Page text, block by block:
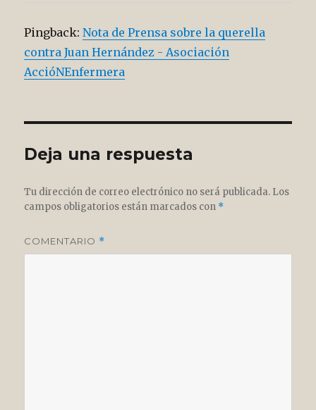
Pingback:Nota de Prensa sobre la querella
contra Juan Hernández - Asociación
AccióNEnfermera
Deja una respuesta
Tu dirección de correo electrónico no será publicada. Los
campos obligatorios están marcados con *
COMENTARIO *